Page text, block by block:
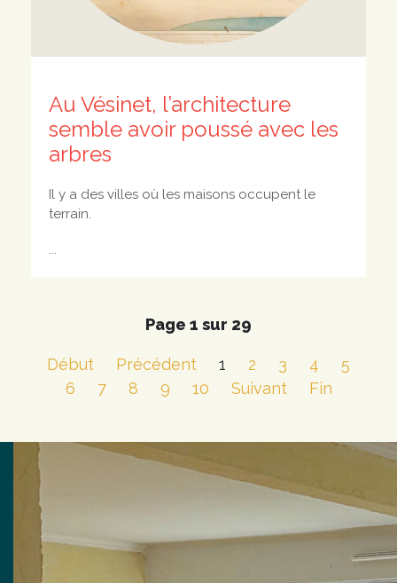
Au Vésinet, l’architecture
semble avoir poussé avec les
arbres
Il y a des villes où les maisons occupent le
terrain.
...
Page 1 sur 29
Début Précédent 1 2 3 4
5
6
7 8 9 10 Suivant Fin